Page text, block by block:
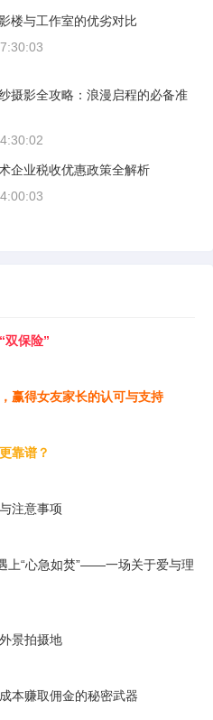
楼与工作室的优劣对比
摄影全攻略：浪漫启程的必备准
企业税收优惠政策全解析
双保险”
赢得女友家长的认可与支持
靠谱？
注意事项
上“心急如焚”——一场关于爱与理
景拍摄地
本赚取佣金的秘密武器